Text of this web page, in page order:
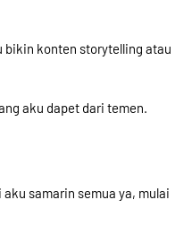
bikin konten storytelling atau
aku dapet dari temen.
samarin semua ya, mulai